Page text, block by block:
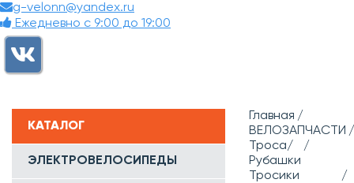
g-velonn@yandex.ru
Ежедневно с 9:00 до 19:00
КАТАЛОГ
ЭЛЕКТРОВЕЛОСИПЕДЫ
Главная
ВЕЛОЗАПЧАСТИ
Троса/
Рубашки
Тросики